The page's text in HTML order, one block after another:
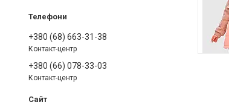
+380 (68) 663-31-38
Контакт-центр
+380 (66) 078-33-03
Контакт-центр